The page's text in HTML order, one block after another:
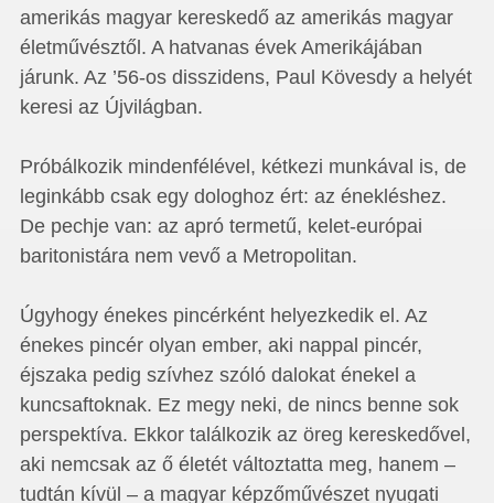
amerikás magyar kereskedő az amerikás magyar
életművésztől. A hatvanas évek Amerikájában
járunk. Az ’56-os disszidens, Paul Kövesdy a helyét
keresi az Újvilágban.
Próbálkozik mindenfélével, kétkezi munkával is, de
leginkább csak egy dologhoz ért: az énekléshez.
De pechje van: az apró termetű, kelet-európai
baritonistára nem vevő a Metropolitan.
Úgyhogy énekes pincérként helyezkedik el. Az
énekes pincér olyan ember, aki nappal pincér,
éjszaka pedig szívhez szóló dalokat énekel a
kuncsaftoknak. Ez megy neki, de nincs benne sok
perspektíva. Ekkor találkozik az öreg kereskedővel,
aki nemcsak az ő életét változtatta meg, hanem –
tudtán kívül – a magyar képzőművészet nyugati